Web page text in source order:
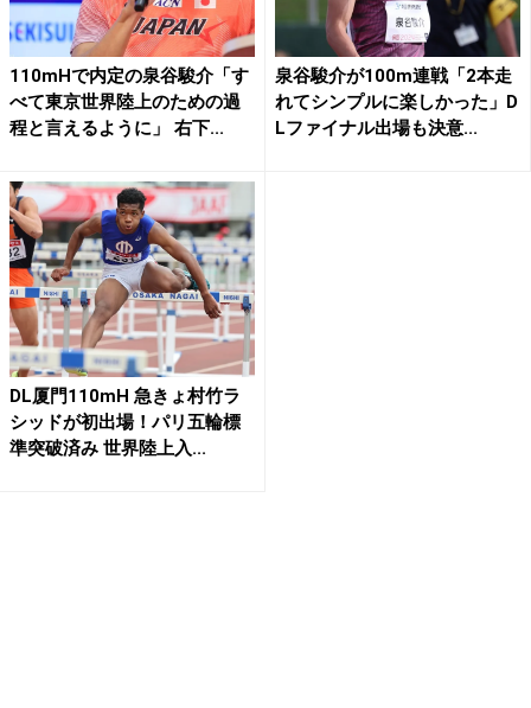
110mHで内定の泉谷駿介「す
べて東京世界陸上のための過
程と言えるように」 右下...
泉谷駿介が100m連戦「2本走
れてシンプルに楽しかった」D
Lファイナル出場も決意...
DL厦門110mH 急きょ村竹ラ
シッドが初出場！パリ五輪標
準突破済み 世界陸上入...